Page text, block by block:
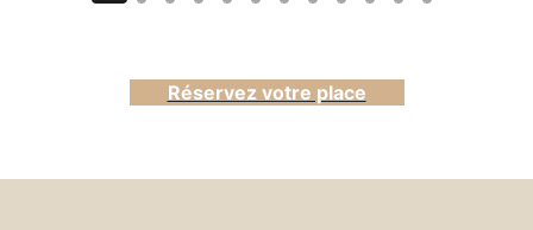
Réservez votre place